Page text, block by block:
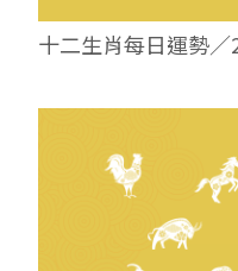
十二生肖每日運勢／